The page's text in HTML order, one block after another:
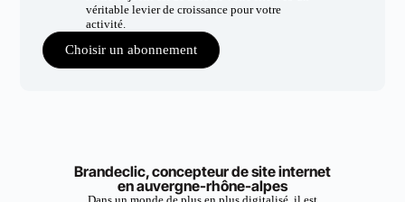
véritable levier de croissance pour votre
activité.
Choisir un abonnement
Brandeclic, concepteur de site internet
en auvergne-rhône-alpes